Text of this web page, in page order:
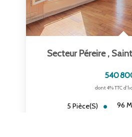
Secteur Péreire ,
540
dont 4% TTC
5 Pièce(s) 96